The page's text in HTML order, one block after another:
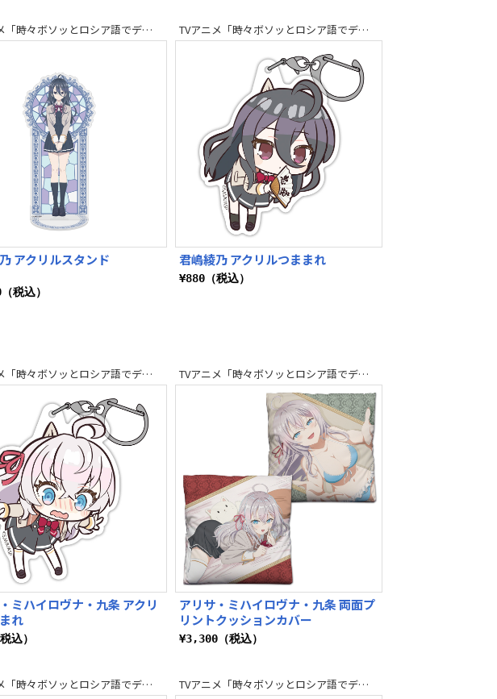
TVアニメ「時々ボソッとロシア語でデレる隣のアーリャさん」
アクリルスタンド
税込）
TVアニメ「時々ボソッとロシア語でデレる隣のアーリャさん」
君嶋綾乃 アクリルつままれ
¥880（税込）
TVアニメ「時々ボソッとロシア語でデレる隣のアーリャさん」
ミハイロヴナ・九条 アクリ
れ
込）
TVアニメ「時々ボソッとロシア語でデレる隣のアーリャさん」
アリサ・ミハイロヴナ・九条 両面プ
リントクッションカバー
¥3,300（税込）
TVアニメ「時々ボソッとロシア語でデレる隣のアーリャさん」 TVアニメ「時々ボソッとロシア語でデレる隣のアーリャさん」